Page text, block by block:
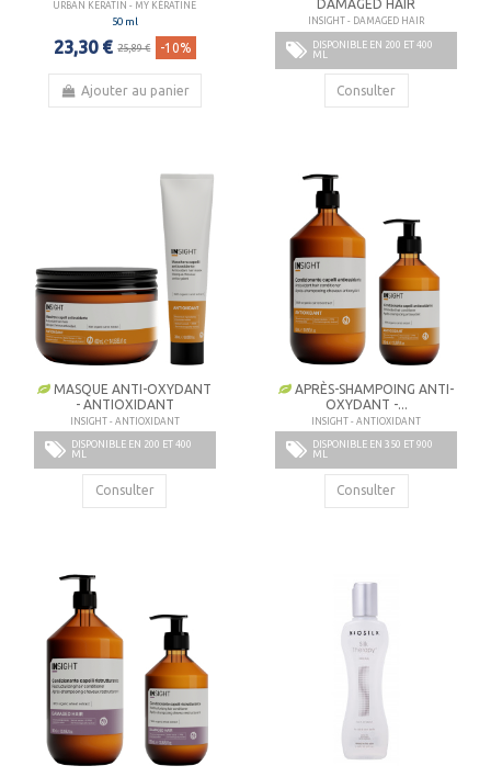
URBAN KERATIN - MY KÉRATINE
50 ml
23,30 € 25,89 € -10%
Ajouter au panier
DAMAGED HAIR
INSIGHT - DAMAGED HAIR
DISPONIBLE EN 200 ET 400
ML
Consulter
MASQUE ANTI-OXYDANT
- ANTIOXIDANT
INSIGHT - ANTIOXIDANT
DISPONIBLE EN 200 ET 400
ML
Consulter
APRÈS-SHAMPOING ANTI-
OXYDANT -...
INSIGHT - ANTIOXIDANT
DISPONIBLE EN 350 ET 900
ML
Consulter